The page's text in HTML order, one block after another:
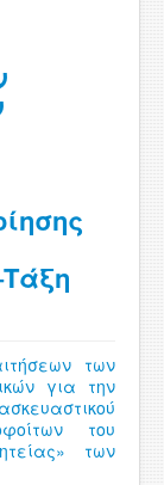
των
για την
του
των